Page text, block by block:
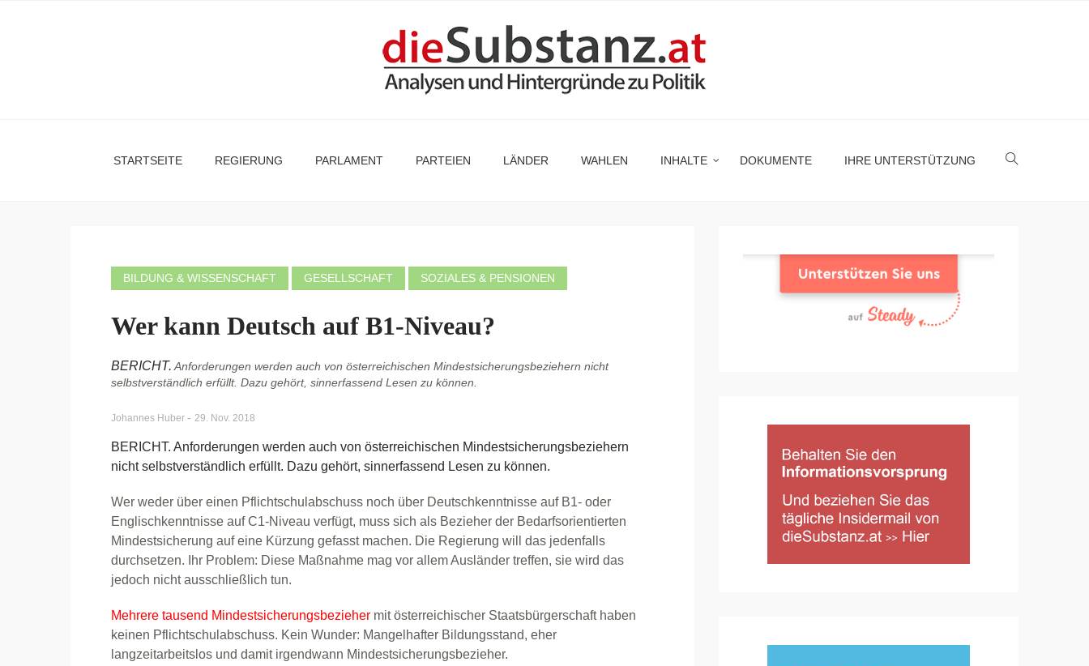
STARTSEITE REGIERUNG PARLAMENT PARTEIEN LÄNDER WAHLEN INHALTE DOKUMENTE IHRE UNTERSTÜTZUNG
BILDUNG & WISSENSCHAFT GESELLSCHAFT SOZIALES & PENSIONEN
Wer kann Deutsch auf B1-Niveau?
BERICHT. Anforderungen werden auch von österreichischen Mindestsicherungsbeziehern nicht
selbstverständlich erfüllt. Dazu gehört, sinnerfassend Lesen zu können.
Johannes Huber - 29. Nov. 2018
BERICHT. Anforderungen werden auch von österreichischen Mindestsicherungsbeziehern
nicht selbstverständlich erfüllt. Dazu gehört, sinnerfassend Lesen zu können.
Wer weder über einen Pflichtschulabschuss noch über Deutschkenntnisse auf B1- oder
Englischkenntnisse auf C1-Niveau verfügt, muss sich als Bezieher der Bedarfsorientierten
Mindestsicherung auf eine Kürzung gefasst machen. Die Regierung will das jedenfalls
durchsetzen. Ihr Problem: Diese Maßnahme mag vor allem Ausländer treffen, sie wird das
jedoch nicht ausschließlich tun.
Mehrere tausend Mindestsicherungsbezieher mit österreichischer Staatsbürgerschaft haben
keinen Pflichtschulabschuss. Kein Wunder: Mangelhafter Bildungsstand, eher
langzeitarbeitslos und damit irgendwann Mindestsicherungsbezieher.